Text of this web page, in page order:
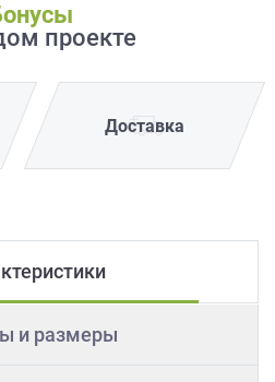
проекте
Доставка
и размеры